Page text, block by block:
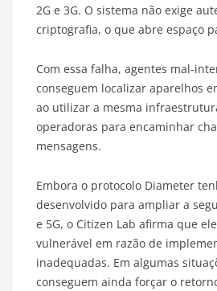
2G e 3G. O sistema não exige
criptografia, o que abre espaço
Com essa falha, agentes mal-
conseguem localizar aparelhos
ao utilizar a mesma
operadoras para encaminhar
mensagens.
Embora o protocolo Diameter
desenvolvido para ampliar a
e 5G, o Citizen Lab afirma que
vulnerável em razão de
inadequadas. Em algumas
conseguem ainda forçar o